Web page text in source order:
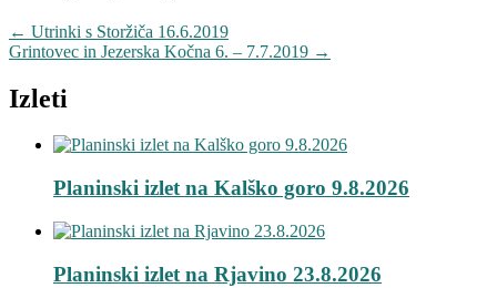
← Utrinki s Storžiča 16.6.2019
Grintovec in Jezerska Kočna 6. – 7.7.2019 →
Izleti
Planinski izlet na Kalško goro 9.8.2026
Planinski izlet na Rjavino 23.8.2026